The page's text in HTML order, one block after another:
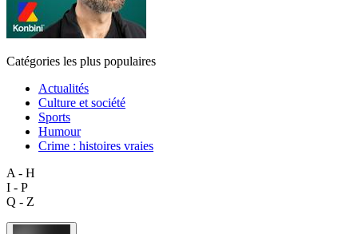
Catégories les plus populaires
Actualités
Culture et société
Sports
Humour
Crime : histoires vraies
A - H
I - P
Q - Z